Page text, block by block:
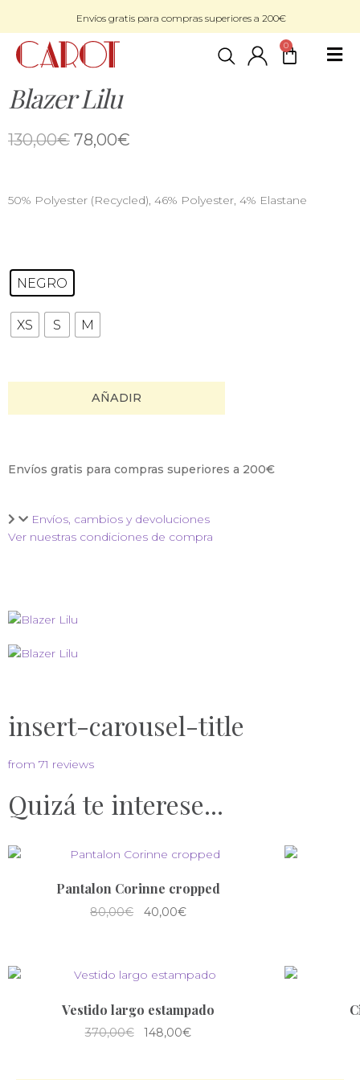
Envíos gratis para compras superiores a 200€
0
Blazer Lilu
130,00€ 78,00€
50% Polyester (Recycled), 46% Polyester, 4% Elastane
NEGRO
XS S M
AÑADIR
Envíos gratis para compras superiores a 200€
Envíos, cambios y devoluciones
Ver nuestras condiciones de compra
insert-carousel-title
from 71 reviews
Quizá te interese...
Pantalon Corinne cropped
80,00€ 40,00€
Vestido largo estampado
370,00€ 148,00€